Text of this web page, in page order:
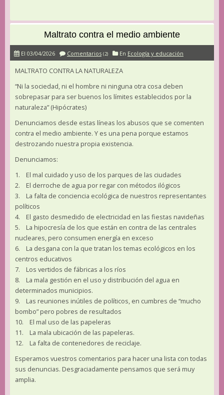
Maltrato contra el medio ambiente
El 03/04/2026 Comentarios (2) En Ecología y educación
MALTRATO CONTRA LA NATURALEZA
“Ni la sociedad, ni el hombre ni ninguna otra cosa deben
sobrepasar para ser buenos los límites establecidos por la
naturaleza” (Hipócrates)
Denunciamos desde estas líneas los abusos que se comenten
contra el medio ambiente. Y es una pena porque estamos
destrozando nuestra propia existencia.
Denunciamos:
1. El mal cuidado y uso de los parques de las ciudades
2. El derroche de agua por regar con métodos ilógicos
3. La falta de conciencia ecológica de nuestros representantes
políticos
4. El gasto desmedido de electricidad en las fiestas navideñas
5. La hipocresía de los que están en contra de las centrales
nucleares, pero consumen energía en exceso
6. La desgana con la que tratan los temas ecológicos en los
centros educativos
7. Los vertidos de fábricas a los ríos
8. La mala gestión en el uso y distribución del agua en
determinados municipios.
9. Las reuniones inútiles de políticos, en cumbres de “mucho
bombo” pero pobres de resultados
10. El mal uso de las papeleras
11. La mala ubicación de las papeleras.
12. La falta de contenedores de reciclaje.
Esperamos vuestros comentarios para hacer una lista con todas
sus denuncias. Desgraciadamente pensamos que será muy
amplia.